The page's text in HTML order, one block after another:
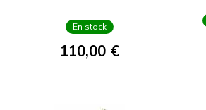
En stock
110,00 €